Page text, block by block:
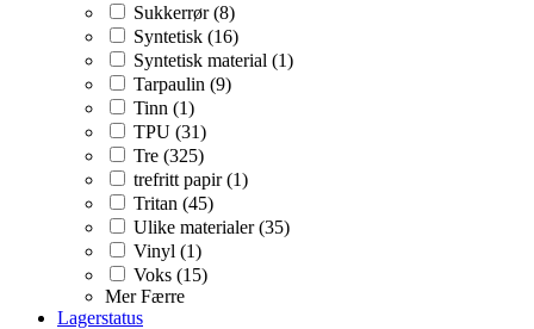
Sukkerrør (8)
Syntetisk (16)
Syntetisk material (1)
Tarpaulin (9)
Tinn (1)
TPU (31)
Tre (325)
trefritt papir (1)
Tritan (45)
Ulike materialer (35)
Vinyl (1)
Voks (15)
Mer Færre
Lagerstatus